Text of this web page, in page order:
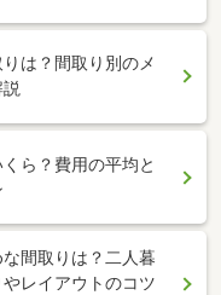
は？間取り別のメ
説
ら？費用の平均と
間取りは？二人暮
レイアウトのコツ